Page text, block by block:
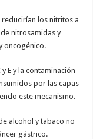
los nitritos a
nitrosamidas y
oncogénico.
E y la contaminación
por las capas
este mecanismo.
alcohol y tabaco no
gástrico.